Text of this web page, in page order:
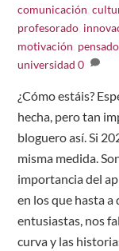
comunicación ,
profesorado
motivación
universidad 0
¿Cómo estáis?
hecha, pero tan
bloguero así. Si
misma medida.
importancia del
en los que hasta
entusiastas, nos
curva y las